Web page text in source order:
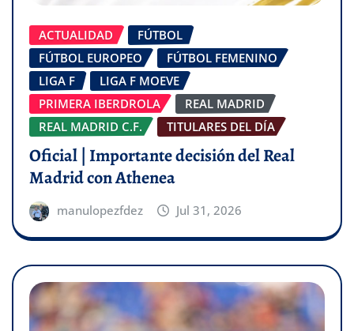
ACTUALIDAD
FÚTBOL
FÚTBOL EUROPEO
FÚTBOL FEMENINO
LIGA F
LIGA F MOEVE
PRIMERA IBERDROLA
REAL MADRID
REAL MADRID C.F.
TITULARES DEL DÍA
Oficial | Importante decisión del Real
Madrid con Athenea
manulopezfdez Jul 31, 2026